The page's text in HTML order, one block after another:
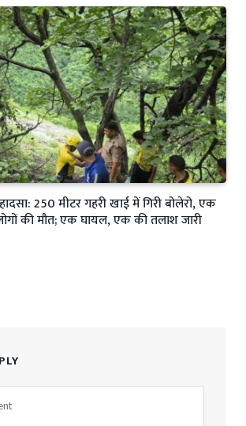
250 मीटर गहरी खाई में गिरी बोलेरो, एक
की मौत; एक घायल, एक की तलाश जारी